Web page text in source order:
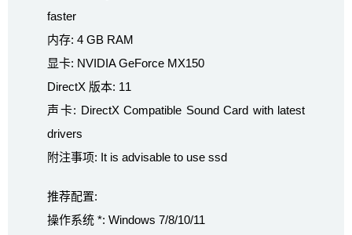
faster
内存: 4 GB RAM
显卡: NVIDIA GeForce MX150
DirectX 版本: 11
声卡: DirectX Compatible Sound Card with latest
drivers
附注事项: It is advisable to use ssd
推荐配置:
操作系统 *: Windows 7/8/10/11